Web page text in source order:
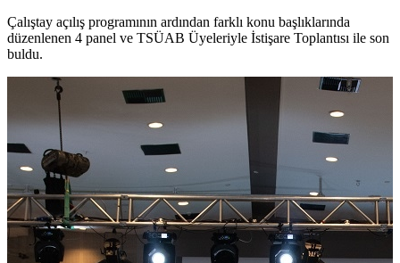
Çalıştay açılış programının ardından farklı konu başlıklarında
düzenlenen 4 panel ve TSÜAB Üyeleriyle İstişare Toplantısı ile son
buldu.